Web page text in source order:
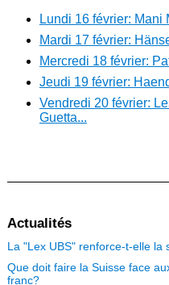
Lundi 16 février: Mani
Mardi 17 février:
Mercredi 18 février:
Jeudi 19 février:
Vendredi 20 février:
Guetta...
Actualités
La "Lex UBS" renforce-t-elle la
Que doit faire la Suisse face
franc?